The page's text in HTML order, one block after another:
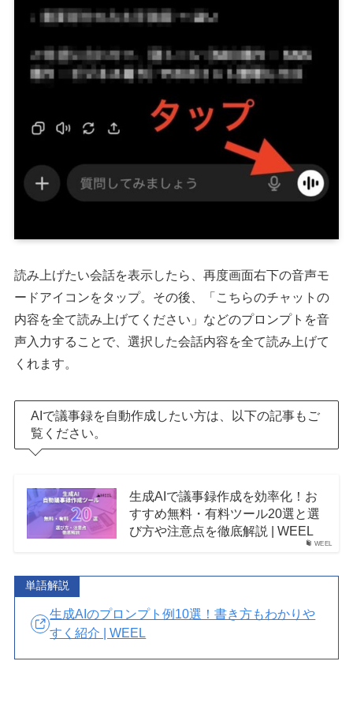
読み上げたい会話を表示したら、再度画面右下の音声モ
ードアイコンをタップ。その後、「こちらのチャットの
内容を全て読み上げてください」などのプロンプトを音
声入力することで、選択した会話内容を全て読み上げて
くれます。
AIで議事録を自動作成したい方は、以下の記事もご
覧ください。
WEEL
生成AIで議事録作成を効率化！お
すすめ無料・有料ツール20選と選
び方や注意点を徹底解説 | WEEL
単語解説
生成AIのプロンプト例10選！書き方もわかりや
すく紹介 | WEEL